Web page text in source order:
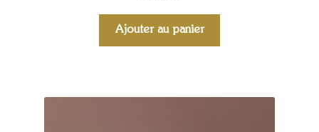
Ajouter au panier